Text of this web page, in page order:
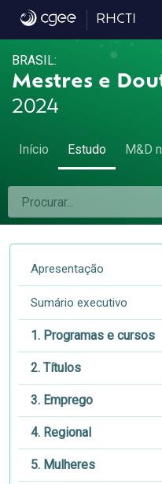
7.2 Remuneração
RHCTI
BRASIL:
Mestres e
2024
Início Estudo M&D
Apresentação
Sumário executivo
1. Programas e cursos
2. Títulos
3. Emprego
4. Regional
5. Mulheres